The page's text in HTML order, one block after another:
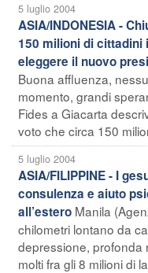
5 luglio 2004
ASIA/INDONESIA -
150 milioni di cittadini
eleggere il nuovo
Buona affluenza,
momento, grandi
Fides a Giacarta
voto che circa 150
5 luglio 2004
ASIA/FILIPPINE - I
consulenza e aiuto
all’estero Manila
chilometri lontano da
depressione, profonda
molti fra gli 8 milioni di